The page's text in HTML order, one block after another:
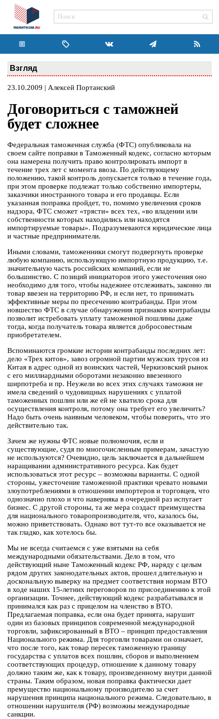
Взгляд
23.10.2009 | Алексей Портанский
Договориться с таможней
будет сложнее
Федеральная таможенная служба (ФТС) опубликовала на
своем сайте поправки в Таможенный кодекс, согласно которым
она намерена получить право контролировать импорт в
течение трех лет с момента ввоза. По действующему
положению, такой контроль допускается только в течение года,
при этом проверке подлежат только собственно импортеры,
заказчики иностранного товара и его продавцы. Если
указанная поправка пройдет, то, помимо увеличения сроков
надзора, ФТС сможет «трясти» всех тех, «во владении или
собственности которых находились или находятся
импортируемые товары». Подразумеваются юридические лица
и частные предприниматели.
Иными словами, таможенники смогут подвергнуть проверке
любую компанию, использующую импортную продукцию, т.е.
значительную часть российских компаний, если не
большинство. С позиций инициаторов этого ужесточения оно
необходимо для того, чтобы надежнее отслеживать, законно ли
товар ввезен на территорию РФ, и если нет, то принимать
эффективные меры по пресечению контрабанды. При этом
новшество ФТС в случае обнаружения признаков контрабанды
позволит истребовать уплату таможенной пошлины даже
тогда, когда получатель товара является добросовестным
приобретателем.
Вспоминаются громкие истории контрабанды последних лет:
дело «Трех китов», завоз огромной партии мужских трусов из
Китая в адрес одной из воинских частей, Черкизовский рынок
с его миллиардными оборотами незаконно ввезенного
ширпотреба и пр. Неужели во всех этих случаях таможня не
имела сведений о чудовищных нарушениях с уплатой
таможенных пошлин или же ей не хватило срока для
осуществления контроля, потому она требует его увеличить?
Надо быть очень наивным человеком, чтобы поверить, что это
действительно так.
Зачем же нужны ФТС новые полномочия, если и
существующие, судя по многочисленным примерам, зачастую
не используются? Очевидно, цель заключается в дальнейшем
наращивании административного ресурса. Как будет
использоваться этот ресурс – возможны варианты. С одной
стороны, ужесточение таможенной практики чревато новыми
злоупотреблениями в отношении импортеров и торговцев, что
однозначно плохо и что наверняка в очередной раз испугает
бизнес. С другой стороны, та же мера создаст преимущества
для национального товаропроизводителя, что, казалось бы,
можно приветствовать. Однако вот тут-то все оказывается не
так гладко, как хотелось бы.
Мы не всегда считаемся с уже взятыми на себя
международными обязательствами. Дело в том, что
действующий ныне Таможенный кодекс РФ, наряду с целым
рядом других законодательных актов, прошел длительную и
доскональную выверку на предмет соответствия нормам ВТО
в ходе наших 15-летних переговоров по присоединению к этой
организации. Точнее, действующий кодекс разрабатывался и
принимался как раз с прицелом на членство в ВТО.
Предлагаемая поправка, если она будет принята, нарушит
один из базовых принципов современной международной
торговли, зафиксированный в ВТО – принцип предоставления
Национального режима. Для торговли товарами он означает,
что после того, как товар пересек таможенную границу
государства с уплатов всех пошлин, сборов и выполнением
соответствующих процедур, отношение к данному товару
должно таким же, как к товару, произведенному внутри данной
страны. Таким образом, новая поправка фактически дает
премущество национальному производителю за счет
нарушения принципа национального режима. Следовательно, в
отношении нарушителя (РФ) возможны международные
санкции.